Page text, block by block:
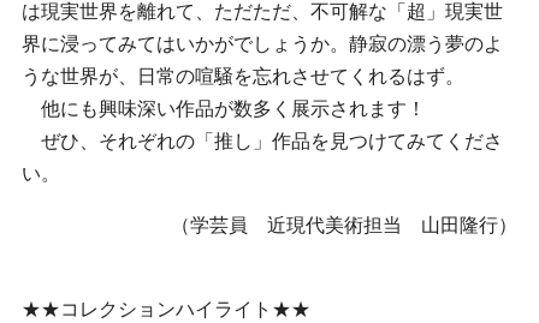
は現実世界を離れて、ただただ、不可解な「超」現実世
界に浸ってみてはいかがでしょうか。静寂の漂う夢のよ
うな世界が、日常の喧騒を忘れさせてくれるはず。
他にも興味深い作品が数多く展示されます！
ぜひ、それぞれの「推し」作品を見つけてみてくださ
い。
（学芸員 近現代美術担当 山田隆行）
★★コレクションハイライト★★